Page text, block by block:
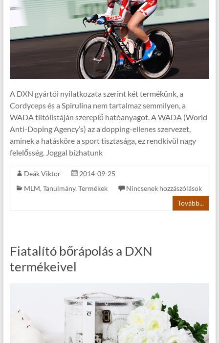
A DXN gyártói nyilatkozata szerint két termékünk, a
Cordyceps és a Spirulina nem tartalmaz semmilyen, a
WADA tiltólistáján szereplő hatóanyagot. A WADA (World
Anti-Doping Agency’s) az a dopping-ellenes szervezet,
aminek a hatásköre a sport tisztasága, ez rendkívül nagy
felelősség. Joggal bízhatunk
Deák Viktor
2014-09-25
MLM, Tanulmány, Termékek
Nincsenek hozzászólások
Tovább...
Fiatalító bőrápolás a DXN
termékeivel